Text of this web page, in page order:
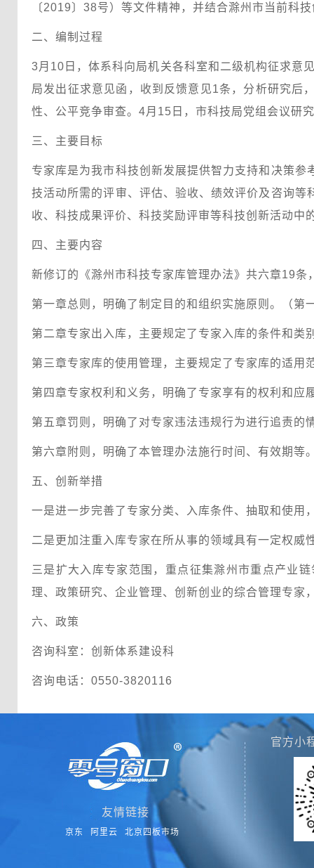
〔2019〕38号）等文件精神，并结合滁州市当前科
二、编制过程
3月10日，体系科向局机关各科室和二级机构征求意
局发出征求意见函，收到反馈意见1条，分析研究后
性、公平竞争审查。4月15日，市科技局党组会议研
三、主要目标
专家库是为我市科技创新发展提供智力支持和决策
技活动所需的评审、评估、验收、绩效评价及咨询
收、科技成果评价、科技奖励评审等科技创新活动中
四、主要内容
新修订的《滁州市科技专家库管理办法》共六章19条
第一章总则，明确了制定目的和组织实施原则。（第
第二章专家出入库，主要规定了专家入库的条件和
第三章专家库的使用管理，主要规定了专家库的适
第四章专家权利和义务，明确了专家享有的权利和应
第五章罚则，明确了对专家违法违规行为进行追责的
第六章附则，明确了本管理办法施行时间、有效期等
五、创新举措
一是进一步完善了专家分类、入库条件、抽取和使
二是更加注重入库专家在所从事的领域具有一定权
三是扩大入库专家范围，重点征集滁州市重点产业
理、政策研究、企业管理、创新创业的综合管理专
六、政策
咨询科室：创新体系建设科
咨询电话：0550-3820116
友情链接
京东 阿里云 北京四板市场
官方小